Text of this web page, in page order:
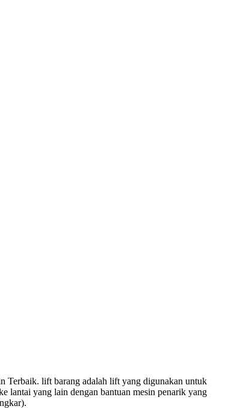
Terbaik. lift barang adalah lift yang digunakan untuk
lantai yang lain dengan bantuan mesin penarik yang